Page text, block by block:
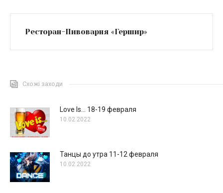
Ресторан-Пивоварня «Гершир»
Схожі заходи
Love Is… 18-19 февраля
10.02.2022
Танцы до утра 11-12 февраля
10.02.2022